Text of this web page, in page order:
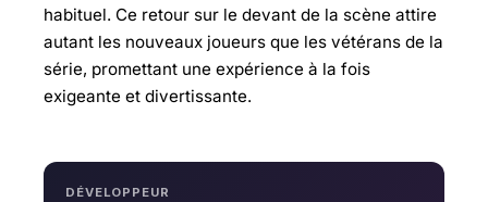
habituel. Ce retour sur le devant de la scène attire
autant les nouveaux joueurs que les vétérans de la
série, promettant une expérience à la fois
exigeante et divertissante.
DÉVELOPPEUR